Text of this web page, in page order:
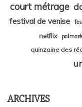
court métrage
festival de venise
netflix
quinzaine des
ARCHIVES